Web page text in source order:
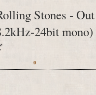
Stones -
24bit
0